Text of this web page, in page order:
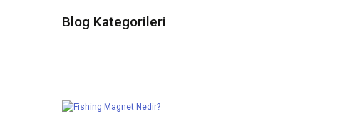
Blog Kategorileri